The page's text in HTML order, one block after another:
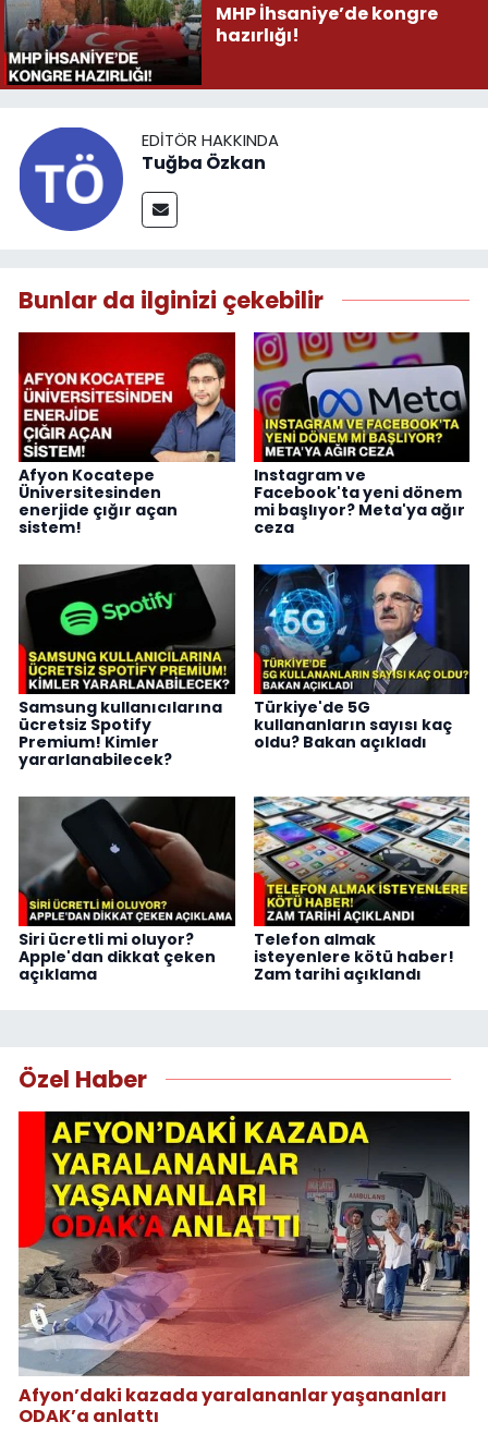
MHP İhsaniye’de kongre
hazırlığı!
EDITÖR HAKKINDA
Tuğba Özkan
Bunlar da ilginizi çekebilir
Afyon Kocatepe
Üniversitesinden
enerjide çığır açan
sistem!
Instagram ve
Facebook'ta yeni dönem
mi başlıyor? Meta'ya ağır
ceza
Samsung kullanıcılarına
ücretsiz Spotify
Premium! Kimler
yararlanabilecek?
Türkiye'de 5G
kullananların sayısı kaç
oldu? Bakan açıkladı
Siri ücretli mi oluyor?
Apple'dan dikkat çeken
açıklama
Telefon almak
isteyenlere kötü haber!
Zam tarihi açıklandı
Özel Haber
Afyon’daki kazada yaralananlar yaşananları
ODAK’a anlattı